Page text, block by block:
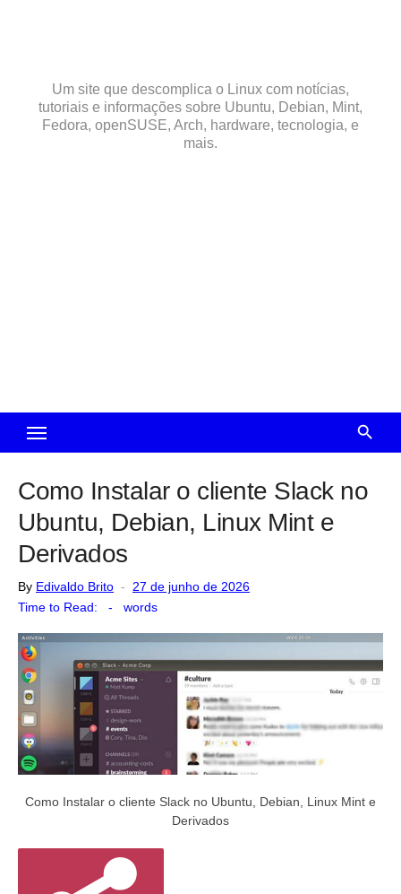
Um site que descomplica o Linux com notícias,
tutoriais e informações sobre Ubuntu, Debian, Mint,
Fedora, openSUSE, Arch, hardware, tecnologia, e
mais.
Como Instalar o cliente Slack no
Ubuntu, Debian, Linux Mint e
Derivados
By Edivaldo Brito
Posted
27 de junho de 2026
Time to Read:
- words
Como Instalar o cliente Slack no Ubuntu, Debian, Linux Mint e
Derivados